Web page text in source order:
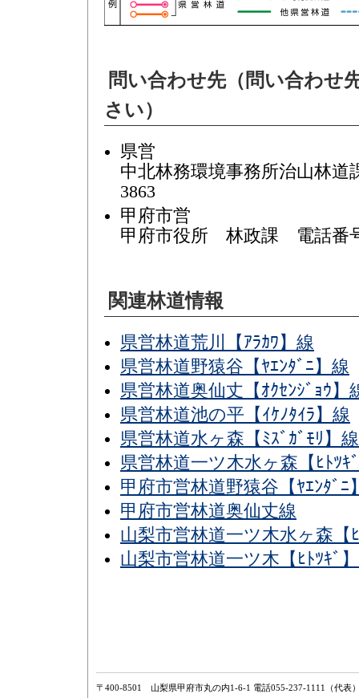
問い合わせ先（問い合わせ
さい）
県営
中北林務環境事務所治山林
3863
甲府市営
甲府市役所 林政課 電話番号
関連林道情報
県営林道荒川【ｱﾗｶﾜ】線
県営林道野猿谷【ﾔｴﾝﾀﾞﾆ】線
県営林道奥仙丈【ｵｸｾﾝｼﾞｮｳ】
県営林道池の平【ｲｹﾉﾀｲﾗ】線
県営林道水ヶ森【ﾐｽﾞｶﾞﾓﾘ】線
県営林道一ツ木水ヶ森【ﾋﾄﾂｷ
甲府市営林道野猿谷【ﾔｴﾝﾀﾞﾆ
甲府市営林道奥仙丈線
山梨市営林道一ツ木水ヶ森【
山梨市営林道一ツ木【ﾋﾄﾂｷﾞ
〒400-8501 山梨県甲府市丸の内1-6-1 電話055-237-1111（代表